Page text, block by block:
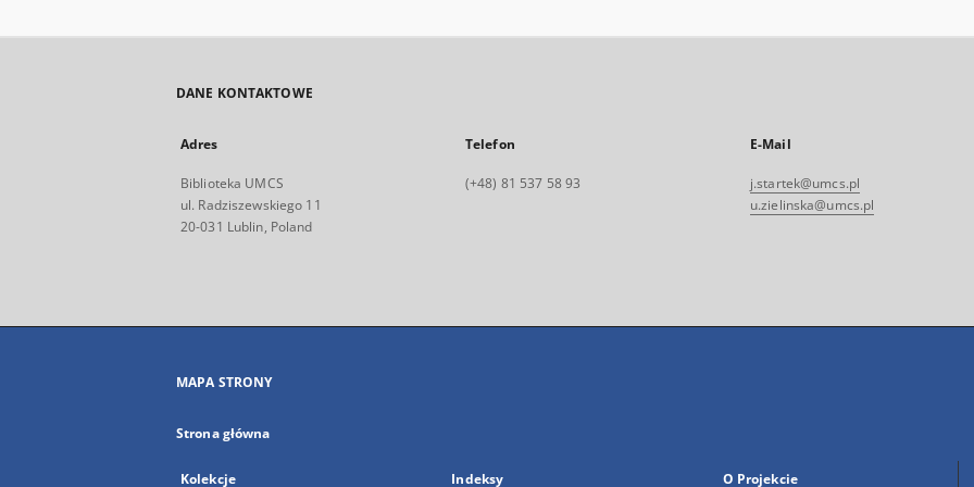
DANE KONTAKTOWE
Adres
Biblioteka UMCS
ul. Radziszewskiego 11
20-031 Lublin, Poland
Telefon
(+48) 81 537 58 93
E-Mail
j.startek@umcs.pl
u.zielinska@umcs.pl
MAPA STRONY
Strona główna
Kolekcje Indeksy O Projekcie